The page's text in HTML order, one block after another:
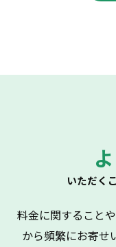
いただく
料金に関すること
から頻繁にお寄せ